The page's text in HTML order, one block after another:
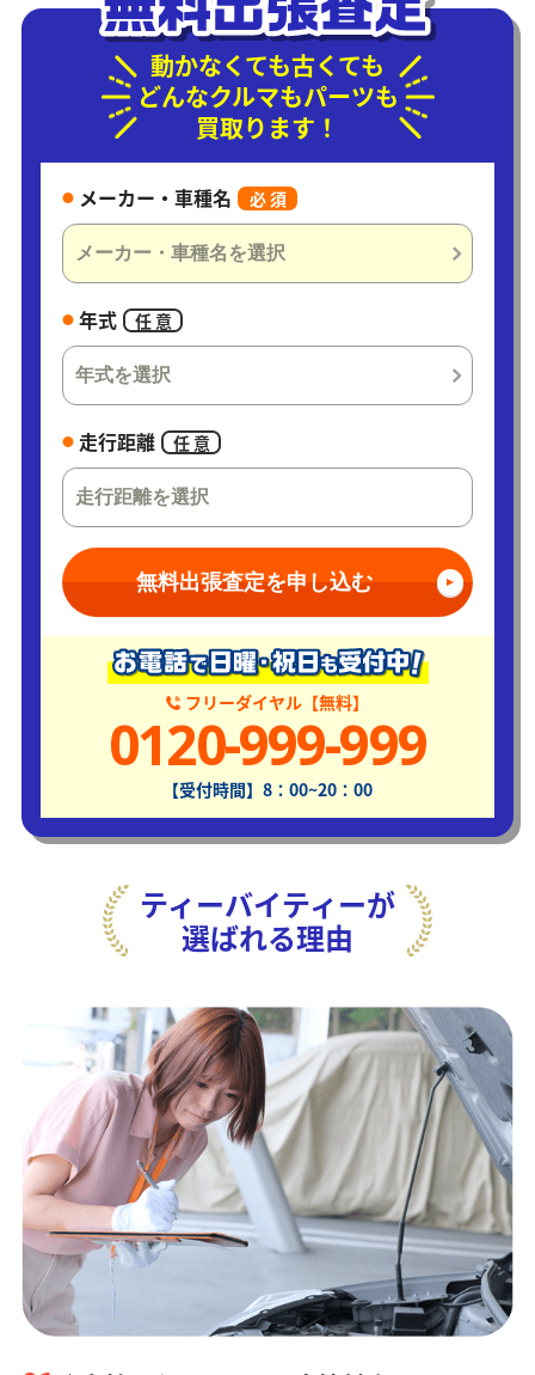
動かなくても古くても
どんなクルマもパーツも
買取ります！
メーカー・車種名 必 須
年式 任 意
走行距離 任 意
無料出張査定を申し込む
フリーダイヤル【無料】
0120-999-999
【受付時間】8：00~20：00
ティーバイティーが
選ばれる理由